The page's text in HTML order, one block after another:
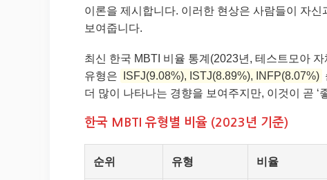
이론을 제시합니다. 이러한 현상은 사람들이 자
보여줍니다.
최신 한국 MBTI 비율 통계(2023년, 테스트모아
유형은
ISFJ(9.08%), ISTJ(8.89%), INFP(8.07%)
더 많이 나타나는 경향을 보여주지만, 이것이 곧 ‘
한국 MBTI 유형별 비율 (2023년 기준)
순위 유형 비율